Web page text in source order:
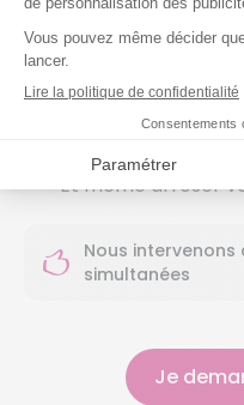
Entretenir vos
Nettoyer vos vitres
Et même arroser
Nous
simultanées
Je